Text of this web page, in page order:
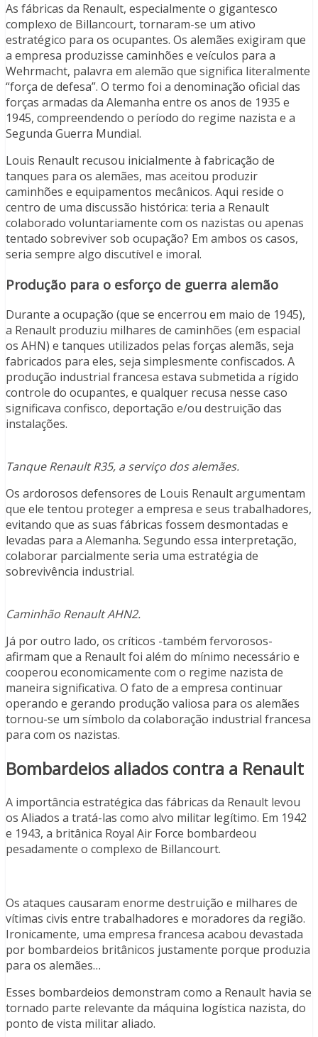
As fábricas da Renault, especialmente o gigantesco
complexo de Billancourt, tornaram-se um ativo
estratégico para os ocupantes. Os alemães exigiram que
a empresa produzisse caminhões e veículos para a
Wehrmacht, palavra em alemão que significa literalmente
“força de defesa”. O termo foi a denominação oficial das
forças armadas da Alemanha entre os anos de 1935 e
1945, compreendendo o período do regime nazista e a
Segunda Guerra Mundial.
Louis Renault recusou inicialmente à fabricação de
tanques para os alemães, mas aceitou produzir
caminhões e equipamentos mecânicos. Aqui reside o
centro de uma discussão histórica: teria a Renault
colaborado voluntariamente com os nazistas ou apenas
tentado sobreviver sob ocupação? Em ambos os casos,
seria sempre algo discutível e imoral.
Produção para o esforço de guerra alemão
Durante a ocupação (que se encerrou em maio de 1945),
a Renault produziu milhares de caminhões (em espacial
os AHN) e tanques utilizados pelas forças alemãs, seja
fabricados para eles, seja simplesmente confiscados. A
produção industrial francesa estava submetida a rígido
controle do ocupantes, e qualquer recusa nesse caso
significava confisco, deportação e/ou destruição das
instalações.
Tanque Renault R35, a serviço dos alemães.
Os ardorosos defensores de Louis Renault argumentam
que ele tentou proteger a empresa e seus trabalhadores,
evitando que as suas fábricas fossem desmontadas e
levadas para a Alemanha. Segundo essa interpretação,
colaborar parcialmente seria uma estratégia de
sobrevivência industrial.
Caminhão Renault AHN2.
Já por outro lado, os críticos -também fervorosos-
afirmam que a Renault foi além do mínimo necessário e
cooperou economicamente com o regime nazista de
maneira significativa. O fato de a empresa continuar
operando e gerando produção valiosa para os alemães
tornou-se um símbolo da colaboração industrial francesa
para com os nazistas.
Bombardeios aliados contra a Renault
A importância estratégica das fábricas da Renault levou
os Aliados a tratá-las como alvo militar legítimo. Em 1942
e 1943, a britânica Royal Air Force bombardeou
pesadamente o complexo de Billancourt.
Os ataques causaram enorme destruição e milhares de
vítimas civis entre trabalhadores e moradores da região.
Ironicamente, uma empresa francesa acabou devastada
por bombardeios britânicos justamente porque produzia
para os alemães…
Esses bombardeios demonstram como a Renault havia se
tornado parte relevante da máquina logística nazista, do
ponto de vista militar aliado.